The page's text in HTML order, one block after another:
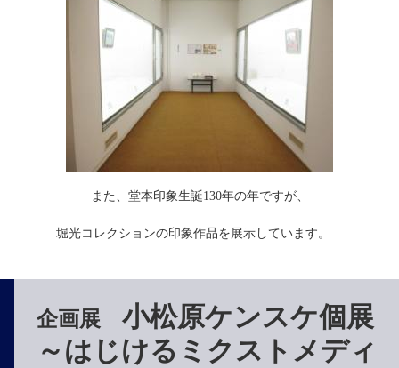
また、堂本印象生誕130年の年ですが、
堀光コレクションの印象作品を展示しています。
企画展 小松原ケンスケ個展
～はじけるミクストメディ